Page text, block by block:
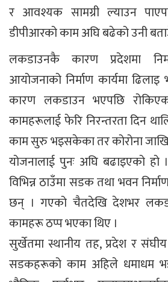
र आवश्यक सामग्री ल्याउन
डीपीआरको काम अघि बढेको उनी
लकडाउनकै कारण प्रदेशमा
आयोजनाको निर्माण कार्यमा
कारण लकडाउन भएपछि
कामहरूलाई फेरि निरन्तरता दिन
काम सुरु भइसकेका तर कोरोना
योजनालाई पुनः अघि बढाइएको
विभिन्न ठाउँमा सडक तथा भवन
छन् । गएको चैतदेखि देशभर
कामहरू ठप्प भएका थिए ।
सुर्खेतमा स्थानीय तह, प्रदेश र
सडकहरूको काम अहिले धमाधम